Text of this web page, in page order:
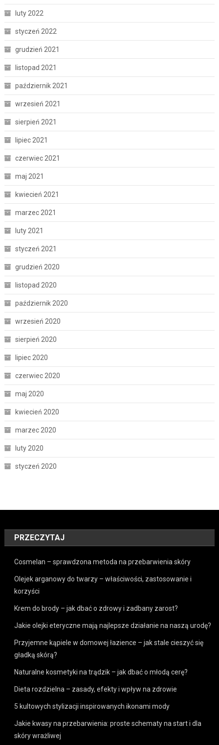
luty 2022
styczeń 2022
grudzień 2021
listopad 2021
październik 2021
wrzesień 2021
sierpień 2021
lipiec 2021
czerwiec 2021
maj 2021
kwiecień 2021
marzec 2021
luty 2021
styczeń 2021
grudzień 2020
listopad 2020
październik 2020
wrzesień 2020
sierpień 2020
lipiec 2020
czerwiec 2020
maj 2020
kwiecień 2020
marzec 2020
luty 2020
styczeń 2020
PRZECZYTAJ
Cosmelan – sprawdzona metoda na przebarwienia skóry
Olejek arganowy do twarzy – właściwości, zastosowanie i
korzyści
Krem do brody – jak dbać o zdrowy i zadbany zarost?
Jakie olejki eteryczne mają najlepsze działanie na naszą urodę?
Przyjemne kąpiele w domowej łazience – jak stale cieszyć się
gładką skórą?
Naturalne kosmetyki na trądzik – jak dbać o młodą cerę?
Dieta rozdzielna – zasady, efekty i wpływ na zdrowie
5 kultowych stylizacji inspirowanych ikonami mody
Jakie kwasy na przebarwienia: proste schematy na start i dla
skóry wrażliwej